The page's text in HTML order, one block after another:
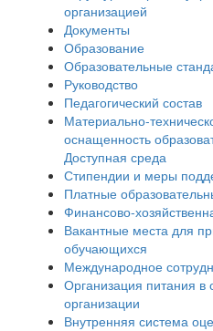
организацией
Документы
Образование
Образовательные
Руководство
Педагогический состав
Материально-
оснащенность
Доступная среда
Стипендии и меры
Платные
Финансово-
Вакантные места для
обучающихся
Международное
Организация питания в
организации
Внутренняя система